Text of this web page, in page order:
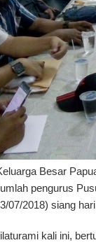
Besar
pengurus
07/2018) siang
kali ini,